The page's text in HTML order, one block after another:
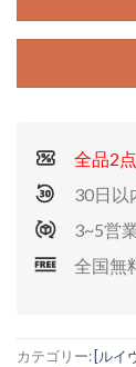
全品2
30日以
3~5営
全国無
カテゴリー: [ルイ